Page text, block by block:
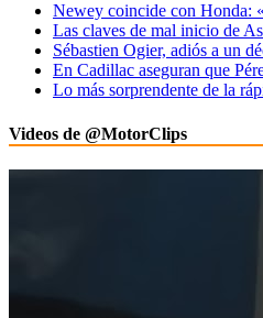
Newey coincide con Honda:
Las claves de mal inicio de
Sébastien Ogier, adiós a un
En Cadillac aseguran que
Lo más sorprendente de la
Videos de @MotorClips